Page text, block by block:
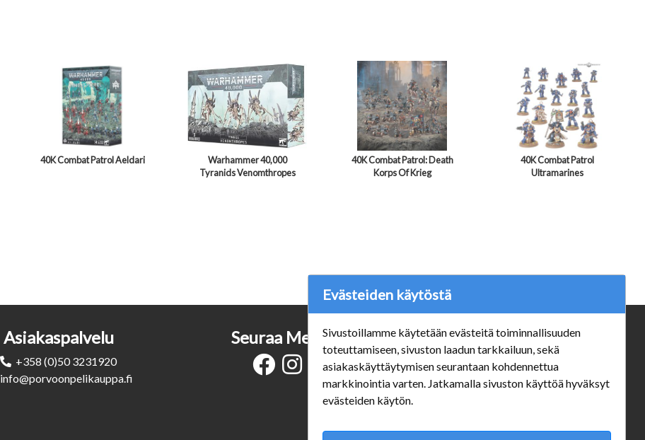
40K Combat Patrol Aeldari
Warhammer 40,000
Tyranids Venomthropes
40K Combat Patrol: Death
Korps Of Krieg
40K Combat Patrol
Ultramarines
Asiakaspalvelu
+358 (0)50 3231920
info@porvoonpelikauppa.fi
Verkkokauppa
#Yhteiskuntavastuu
#porvoonsithlord
Mannerheiminkatu 10 Aukioloajat:
Seuraa Meitä
Evästeiden käytöstä
Sivustoillamme käytetään evästeitä toiminnallisuuden
toteuttamiseen, sivuston laadun tarkkailuun, sekä
asiakaskäyttäytymisen seurantaan kohdennettua
markkinointia varten. Jatkamalla sivuston käyttöä hyväksyt
evästeiden käytön.